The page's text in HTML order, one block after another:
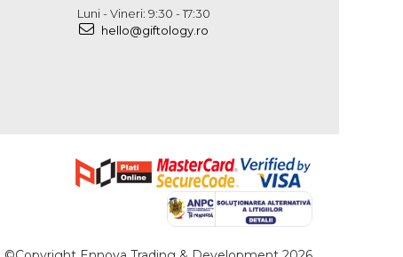
Luni - Vineri: 9:30 - 17:30
hello@giftology.ro